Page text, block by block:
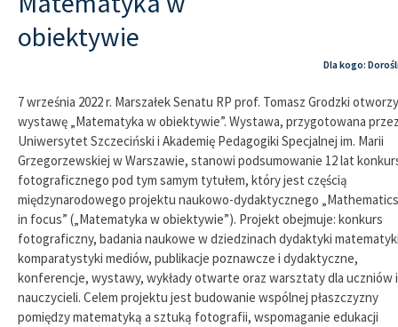
obiektywie
Dla kogo:
7 września 2022 r. Marszałek Senatu RP prof. Tomasz Grodzki
wystawę „Matematyka w obiektywie”. Wystawa, przygotowana
Uniwersytet Szczeciński i Akademię Pedagogiki Specjalnej im. Marii
Grzegorzewskiej w Warszawie, stanowi podsumowanie 12 lat
fotograficznego pod tym samym tytułem, który jest częścią
międzynarodowego projektu naukowo-dydaktycznego „Mathematics
in focus” („Matematyka w obiektywie”). Projekt obejmuje: konkurs
fotograficzny, badania naukowe w dziedzinach dydaktyki
komparatystyki mediów, publikacje poznawcze i dydaktyczne,
konferencje, wystawy, wykłady otwarte oraz warsztaty dla uczniów i
nauczycieli. Celem projektu jest budowanie wspólnej płaszczyzny
pomiędzy matematyką a sztuką fotografii, wspomaganie edukacji